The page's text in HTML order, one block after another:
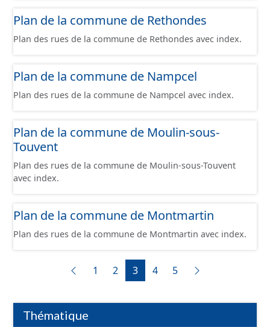
Plan de la commune de Rethondes
Plan des rues de la commune de Rethondes avec index.
Plan de la commune de Nampcel
Plan des rues de la commune de Nampcel avec index.
Plan de la commune de Moulin-sous-
Touvent
Plan des rues de la commune de Moulin-sous-Touvent
avec index.
Plan de la commune de Montmartin
Plan des rues de la commune de Montmartin avec index.
1 2 3 4 5
Thématique